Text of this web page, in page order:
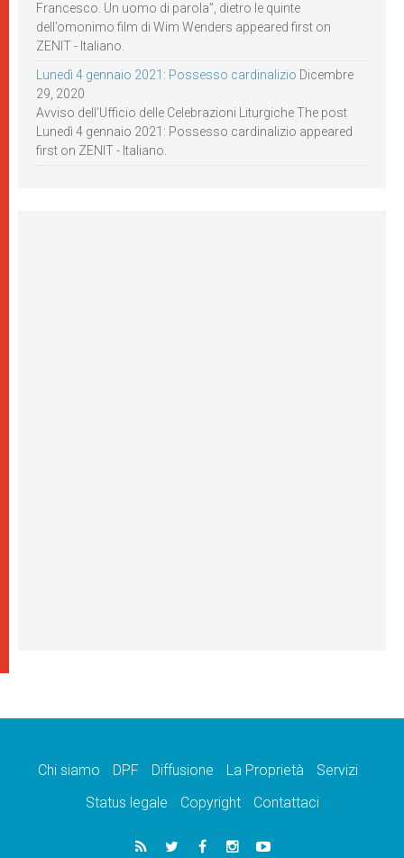
Francesco. Un uomo di parola”, dietro le quinte
dell’omonimo film di Wim Wenders appeared first on
ZENIT - Italiano.
Lunedì 4 gennaio 2021: Possesso cardinalizio Dicembre
29, 2020
Avviso dell’Ufficio delle Celebrazioni Liturgiche The post
Lunedì 4 gennaio 2021: Possesso cardinalizio appeared
first on ZENIT - Italiano.
Chi siamo DPF Diffusione La Proprietà
Servizi
Status legale
Copyright Contattaci